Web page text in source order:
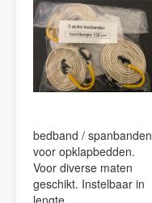
bedband / spanbanden
voor opklapbedden.
Voor diverse maten
geschikt. Instelbaar in